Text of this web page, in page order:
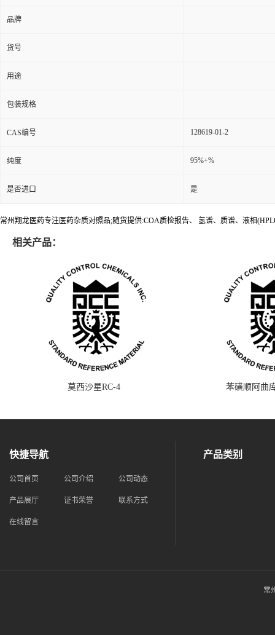
品牌
货号
用途
包装规格
CAS编号 128619-01-2
纯度 95%+%
是否进口 是
常州翔龙医药专注医药杂质对照品;随货提供:COA质检报告、 氢谱、质谱、液相
相关产品：
莫西沙星RC-4 苯磺顺阿曲
快捷导航
公司首页 公司介绍 公司动态
产品展厅 证书荣誉 联系方式
在线留言
产品类别
常